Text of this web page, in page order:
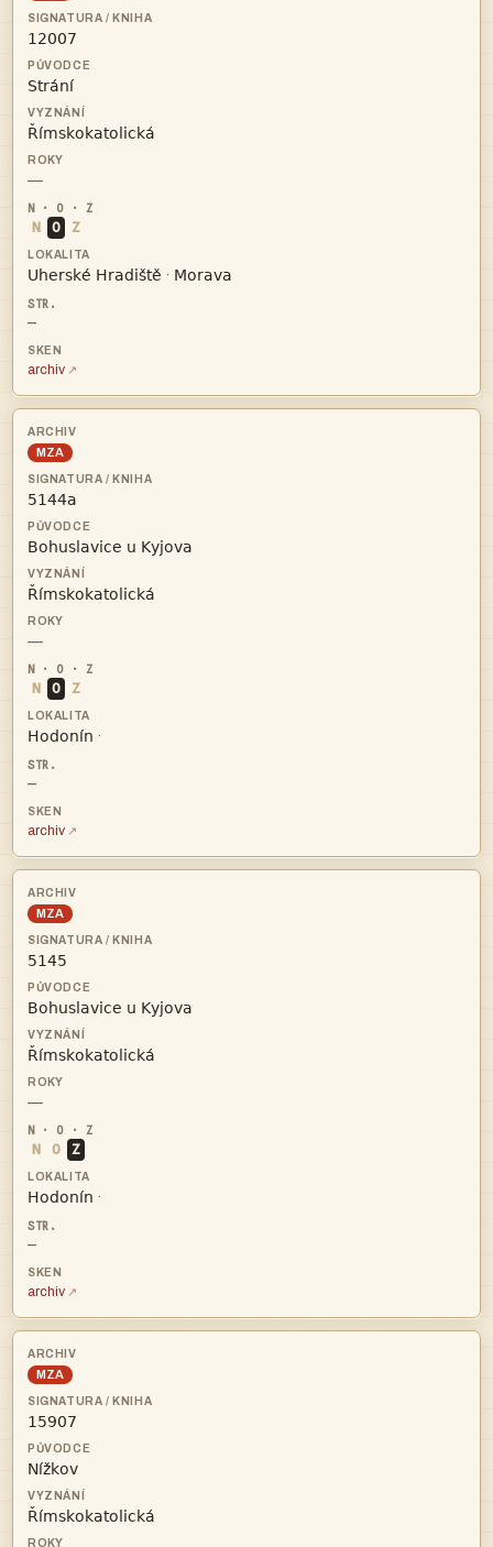



—
N O Z
 · 
—
archiv
MZA



—
N O Z
 ·
—
archiv
MZA



—
N O Z
 ·
—
archiv
MZA


